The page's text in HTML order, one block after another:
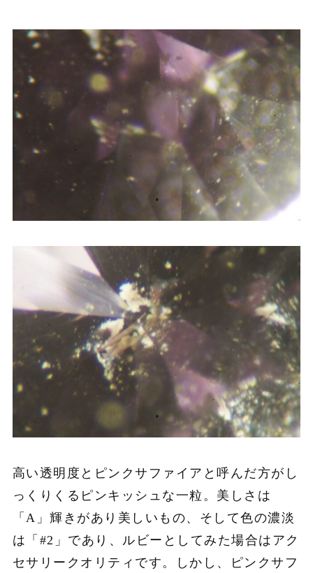
高い透明度とピンクサファイアと呼んだ方がし
っくりくるピンキッシュな一粒。美しさは
「A」輝きがあり美しいもの、そして色の濃淡
は「#2」であり、ルビーとしてみた場合はアク
セサリークオリティです。しかし、ピンクサフ